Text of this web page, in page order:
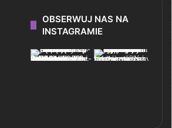
OBSERWUJ NAS NA
INSTAGRAMIE